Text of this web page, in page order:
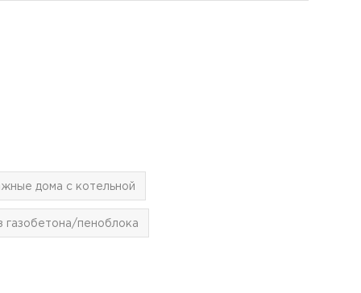
дома с котельной
газобетона/пеноблока